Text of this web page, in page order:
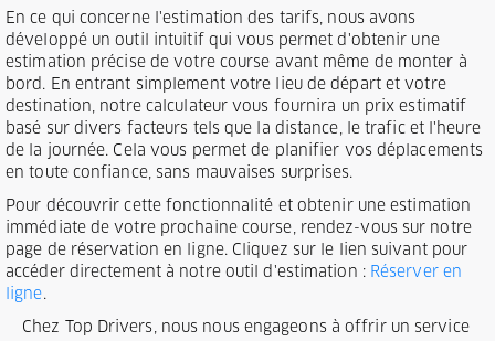
En ce qui concerne l'estimation des tarifs, nous avons
développé un outil intuitif qui vous permet d'obtenir une
estimation précise de votre course avant même de monter à
bord. En entrant simplement votre lieu de départ et votre
destination, notre calculateur vous fournira un prix estimatif
basé sur divers facteurs tels que la distance, le trafic et l'heure
de la journée. Cela vous permet de planifier vos déplacements
en toute confiance, sans mauvaises surprises.
Pour découvrir cette fonctionnalité et obtenir une estimation
immédiate de votre prochaine course, rendez-vous sur notre
page de réservation en ligne. Cliquez sur le lien suivant pour
accéder directement à notre outil d'estimation : Réserver en
ligne.
Chez Top Drivers, nous nous engageons à offrir un service